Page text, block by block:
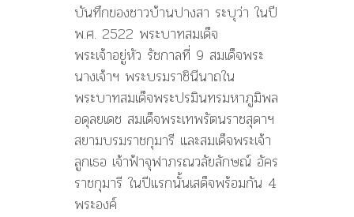
บันทึกของชาวบ้านปางสา ระบุว่า ในปี
พ.ศ. 2522 พระบาทสมเด็จ
พระเจ้าอยู่หัว รัชกาลที่ 9 สมเด็จพระ
นางเจ้าฯ พระบรมราชินีนาถใน
พระบาทสมเด็จพระปรมินทรมหาภูมิพล
อดุลยเดช สมเด็จพระเทพรัตนราชสุดาฯ
สยามบรมราชกุมารี และสมเด็จพระเจ้า
ลูกเธอ เจ้าฟ้าจุฬาภรณวลัยลักษณ์ อัคร
ราชกุมารี ในปีแรกนั้นเสด็จพร้อมกัน 4
พระองค์